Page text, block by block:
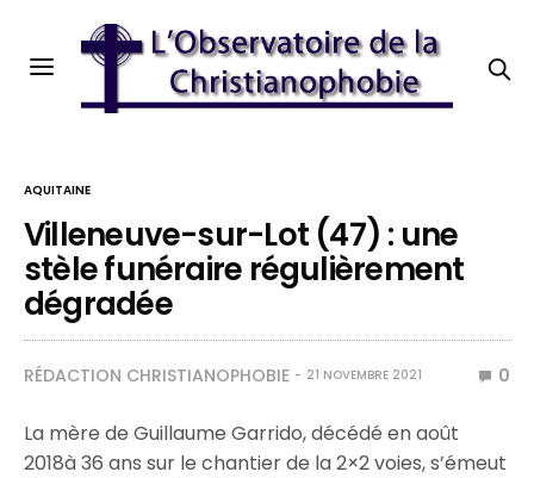
AQUITAINE
Villeneuve-sur-Lot (47) : une
stèle funéraire régulièrement
dégradée
RÉDACTION CHRISTIANOPHOBIE 21 NOVEMBRE 2021 0
La mère de Guillaume Garrido, décédé en août
2018à 36 ans sur le chantier de la 2×2 voies, s’émeut